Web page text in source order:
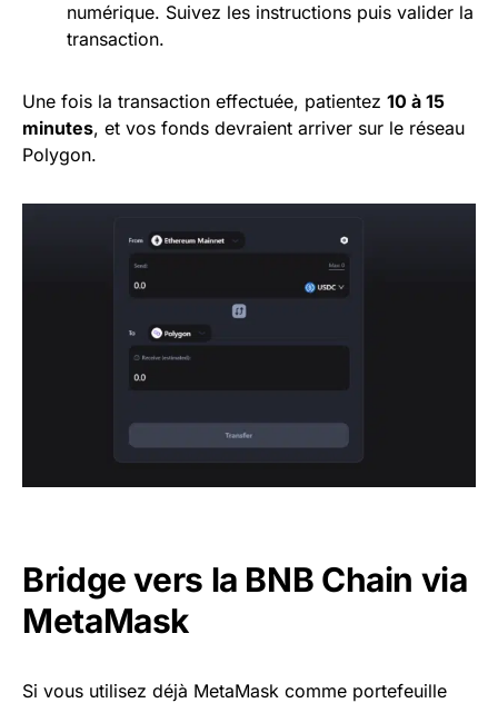
numérique. Suivez les instructions puis valider la
transaction.
Une fois la transaction effectuée, patientez 10 à 15
minutes, et vos fonds devraient arriver sur le réseau
Polygon.
Bridge vers la BNB Chain via
MetaMask
Si vous utilisez déjà MetaMask comme portefeuille